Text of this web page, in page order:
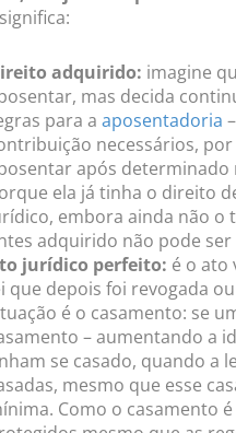
adquirido: imagine
mas decida
para a aposentadoria
necessários,
após determinado
ela já tinha o direito
embora ainda não o
adquirido não pode
jurídico perfeito: é o ato
que depois foi revogada
é o casamento: se
– aumentando a
se casado, quando a
mesmo que esse
Como o casamento